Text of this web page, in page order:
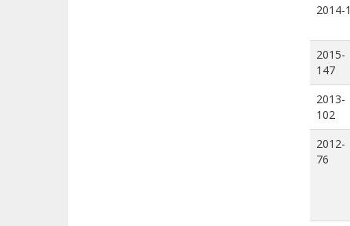
2014-1
2015-
147
2013-
102
2012-
76